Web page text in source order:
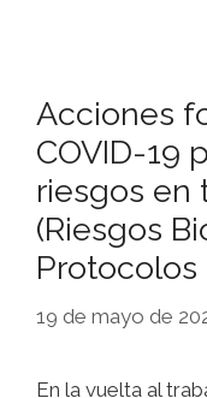
Acciones
COVID-19
riesgos en
(Riesgos
Protocolos
19 de mayo de
En la vuelta al